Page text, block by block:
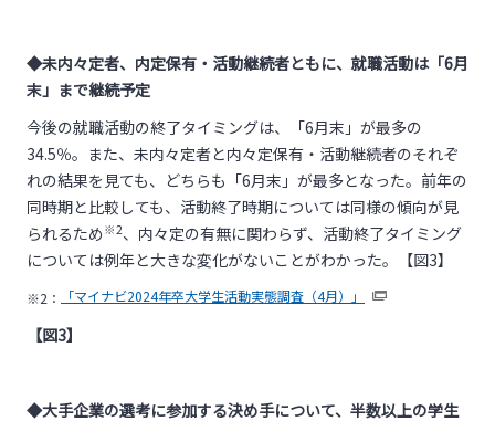
◆未内々定者、内定保有・活動継続者ともに、就職活動は「6月
末」まで継続予定
今後の就職活動の終了タイミングは、「6月末」が最多の
34.5％。また、未内々定者と内々定保有・活動継続者のそれぞ
れの結果を見ても、どちらも「6月末」が最多となった。前年の
同時期と比較しても、活動終了時期については同様の傾向が見
られるため ※2、内々定の有無に関わらず、活動終了タイミング
については例年と大きな変化がないことがわかった。【図3】
※2： 「マイナビ2024年卒大学生活動実態調査（4月）」
【図3】
◆大手企業の選考に参加する決め手について、半数以上の学生